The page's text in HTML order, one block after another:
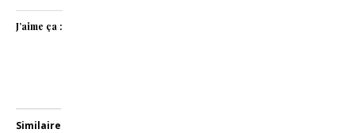
J’aime ça :
Similaire